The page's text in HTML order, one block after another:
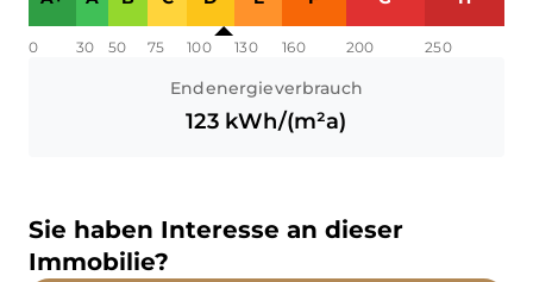
0 30 50 75 100 130 160 200 250
Endenergieverbrauch
123 kWh/(m²a)
Sie haben Interesse an dieser
Immobilie?